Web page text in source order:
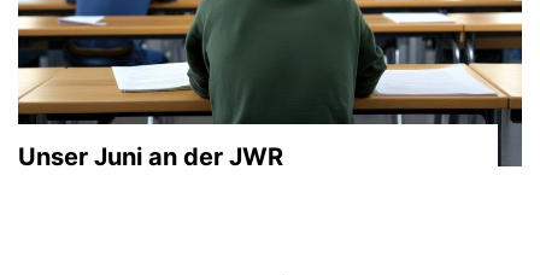
Unser Juni an der JWR